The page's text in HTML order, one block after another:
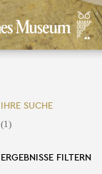
IHRE SUCHE
(1)
ERGEBNISSE FILTERN